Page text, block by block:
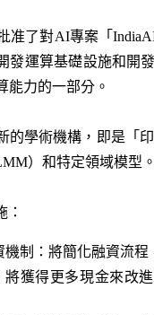
准了對AI專案「
發運算基礎設施和開
能力的一部分。
的學術機構，即是「
）和特定領域模型
：
制：將簡化融資流
將獲得更多現金來改